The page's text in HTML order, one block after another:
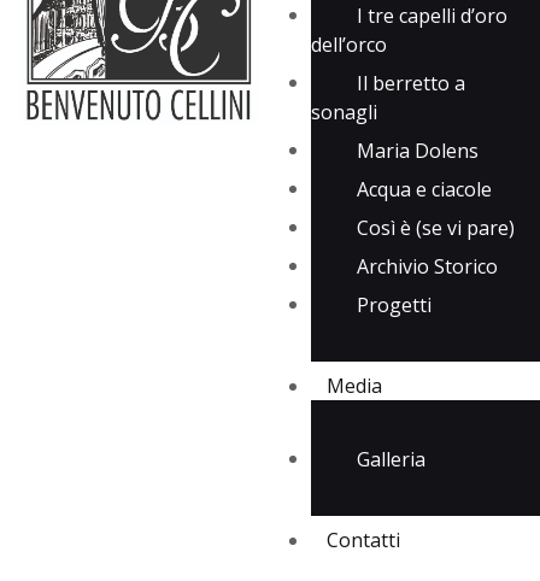
I tre capelli d’oro
dell’orco
Il berretto a
sonagli
Maria Dolens
Acqua e ciacole
Così è (se vi pare)
Archivio Storico
Progetti
Media
Galleria
Contatti